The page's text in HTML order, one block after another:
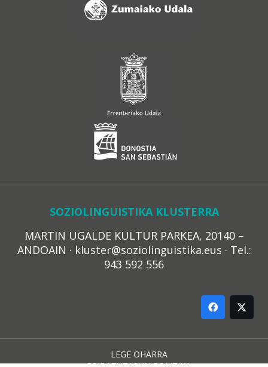
SOZIOLINGUISTIKA KLUSTERRA
MARTIN UGALDE KULTUR PARKEA, 20140 –
ANDOAIN · kluster@soziolinguistika.eus · Tel.:
943 592 556
LEGE OHARRA